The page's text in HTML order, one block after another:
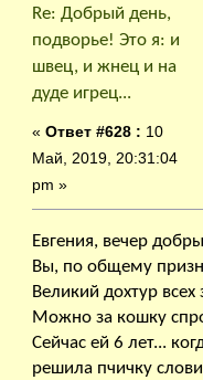
Re: Добрый день,
подворье! Это я: и
швец, и жнец и на
дуде игрец...
« Ответ #628 : 10
Май, 2019, 20:31:04
pm »
Евгения, вечер
Вы, по общему
Великий дохтур всех
Можно за кошку
Сейчас ей 6 лет...
решила пчичку